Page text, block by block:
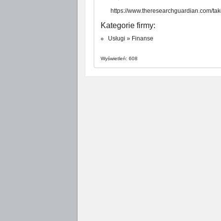
https://www.theresearchguardian.com/
Kategorie firmy:
Usługi » Finanse
Wyświetleń: 608